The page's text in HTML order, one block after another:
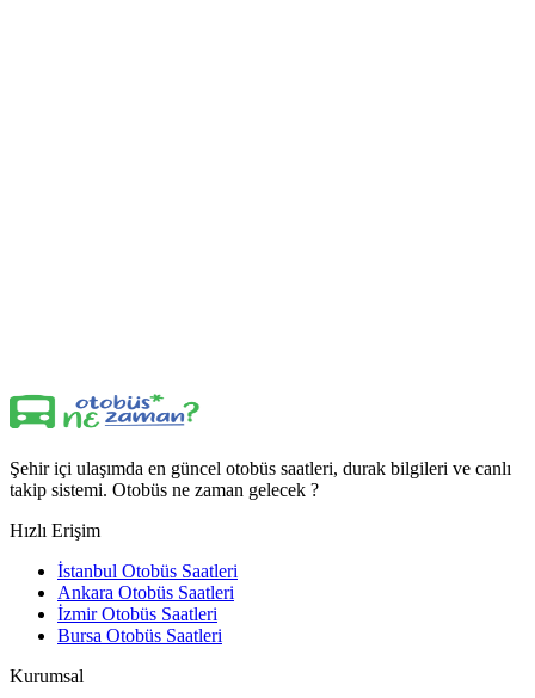
Şehir içi ulaşımda en güncel otobüs saatleri, durak bilgileri ve canlı
takip sistemi. Otobüs ne zaman gelecek ?
Hızlı Erişim
İstanbul Otobüs Saatleri
Ankara Otobüs Saatleri
İzmir Otobüs Saatleri
Bursa Otobüs Saatleri
Kurumsal